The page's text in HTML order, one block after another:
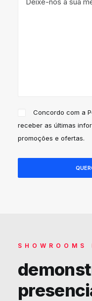
Concordo com a
receber as últimas
promoções e ofertas.
SHOWROOMS